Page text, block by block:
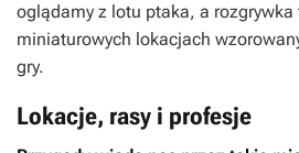
oglądamy z lotu ptaka, a rozgrywka
miniaturowych lokacjach
gry.
Lokacje, rasy i profesje